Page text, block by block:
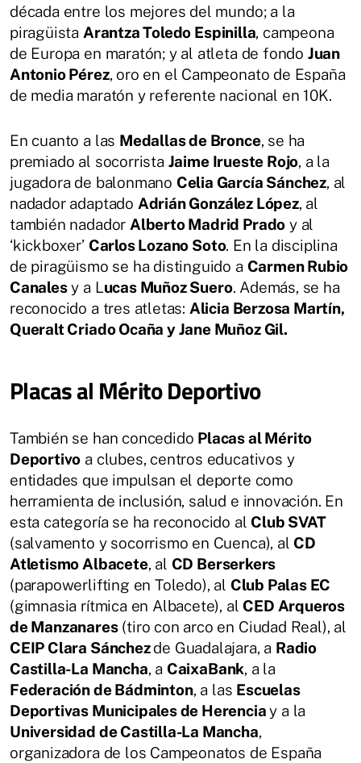
década entre los mejores del mundo; a la
piragüista Arantza Toledo Espinilla, campeona
de Europa en maratón; y al atleta de fondo Juan
Antonio Pérez, oro en el Campeonato de España
de media maratón y referente nacional en 10K.
En cuanto a las Medallas de Bronce, se ha
premiado al socorrista Jaime Irueste Rojo, a la
jugadora de balonmano Celia García Sánchez, al
nadador adaptado Adrián González López, al
también nadador Alberto Madrid Prado y al
‘kickboxer’ Carlos Lozano Soto. En la disciplina
de piragüismo se ha distinguido a Carmen Rubio
Canalesy a Lucas Muñoz Suero. Además, se ha
reconocido a tres atletas: Alicia Berzosa Martín,
Queralt Criado Ocaña y Jane Muñoz Gil.
Placas al Mérito Deportivo
También se han concedido Placas al Mérito
Deportivo a clubes, centros educativos y
entidades que impulsan el deporte como
herramienta de inclusión, salud e innovación. En
esta categoría se ha reconocido al Club SVAT
(salvamento y socorrismo en Cuenca), al CD
Atletismo Albacete, al CD Berserkers
(parapowerlifting en Toledo), al Club Palas EC
(gimnasia rítmica en Albacete), al CED Arqueros
de Manzanares(tiro con arco en Ciudad Real), al
CEIP Clara Sánchezde Guadalajara, a Radio
Castilla-La Mancha, a CaixaBank, a la
Federación de Bádminton, a las Escuelas
Deportivas Municipales de Herenciay a la
Universidad de Castilla-La Mancha,
organizadora de los Campeonatos de España